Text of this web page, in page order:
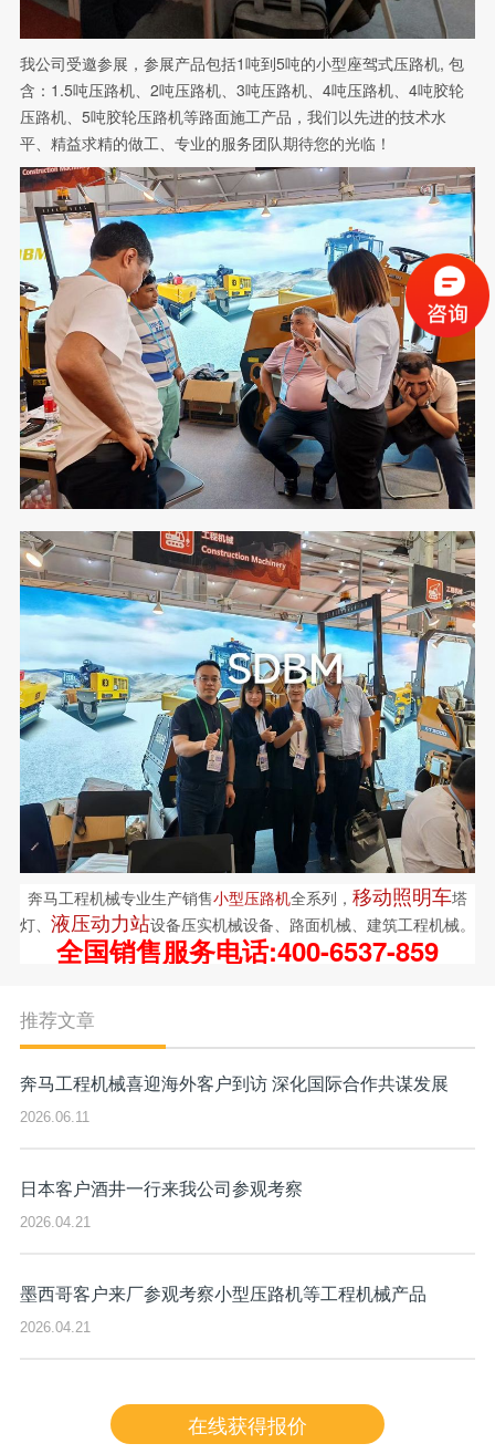
我公司受邀参展，参展产品包括1吨到5吨的小型座驾式压路机, 包
含：1.5吨压路机、2吨压路机、3吨压路机、4吨压路机、4吨胶轮
压路机、5吨胶轮压路机等路面施工产品，我们以先进的技术水
平、精益求精的做工、专业的服务团队期待您的光临！
奔马工程机械专业生产销售小型压路机全系列， 移动照明车塔
灯、 液压动力站设备压实机械设备、路面机械、建筑工程机械。
全国销售服务电话:400-6537-859
推荐文章
奔马工程机械喜迎海外客户到访 深化国际合作共谋发展
2026.06.11
日本客户酒井一行来我公司参观考察
2026.04.21
墨西哥客户来厂参观考察小型压路机等工程机械产品
2026.04.21
在线获得报价